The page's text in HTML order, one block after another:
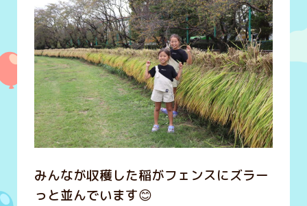
みんなが収穫した稲がフェンスにズラー
っと並んでいます😊